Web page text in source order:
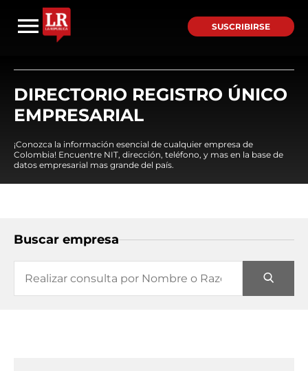
SUSCRIBIRSE
DIRECTORIO REGISTRO ÚNICO
EMPRESARIAL
¡Conozca la información esencial de cualquier empresa de
Colombia! Encuentre NIT, dirección, teléfono, y mas en la base de
datos empresarial mas grande del país.
Buscar empresa